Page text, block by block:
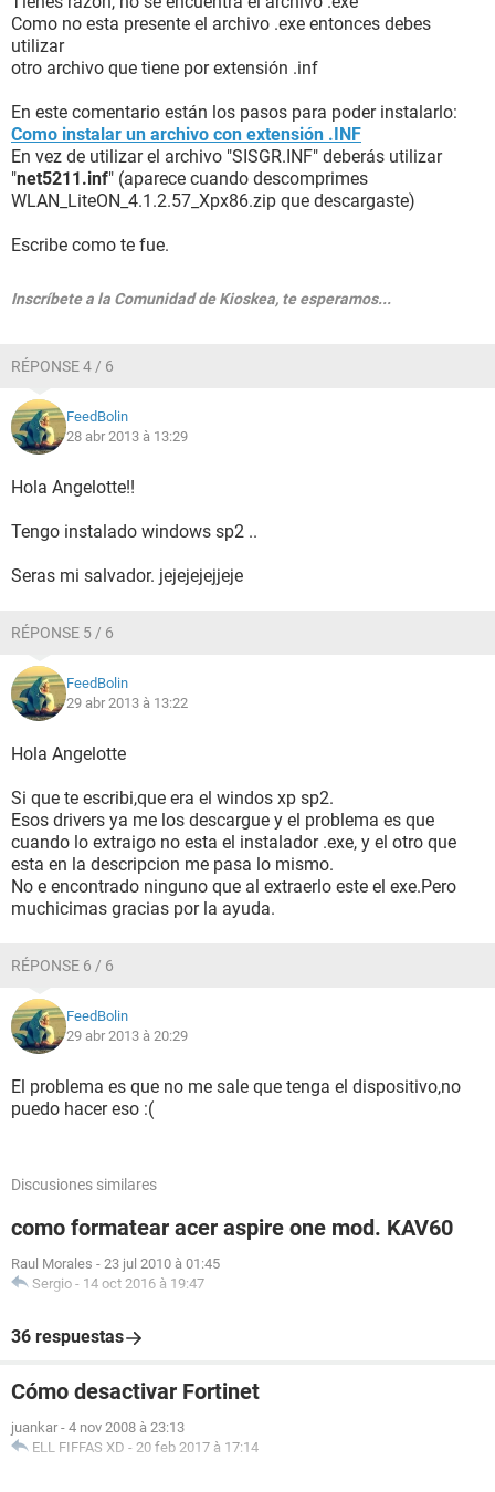
Como no esta presente el archivo .exe entonces debes
utilizar
otro archivo que tiene por extensión .inf
En este comentario están los pasos para poder instalarlo:
Como instalar un archivo con extensión .INF
En vez de utilizar el archivo "SISGR.INF" deberás utilizar
"net5211.inf" (aparece cuando descomprimes
WLAN_LiteON_4.1.2.57_Xpx86.zip que descargaste)
Escribe como te fue.
Inscríbete a la Comunidad de Kioskea, te esperamos...
RÉPONSE 4 / 6
FeedBolin
28 abr 2013 à 13:29
Hola Angelotte!!
Tengo instalado windows sp2 ..
Seras mi salvador. jejejejejjeje
RÉPONSE 5 / 6
FeedBolin
29 abr 2013 à 13:22
Hola Angelotte
Si que te escribi,que era el windos xp sp2.
Esos drivers ya me los descargue y el problema es que
cuando lo extraigo no esta el instalador .exe, y el otro que
esta en la descripcion me pasa lo mismo.
No e encontrado ninguno que al extraerlo este el exe.Pero
muchicimas gracias por la ayuda.
RÉPONSE 6 / 6
FeedBolin
29 abr 2013 à 20:29
El problema es que no me sale que tenga el dispositivo,no
puedo hacer eso :(
Discusiones similares
como formatear acer aspire one mod. KAV60
Raul Morales - 23 jul 2010 à 01:45
Sergio - 14 oct 2016 à 19:47
36 respuestas
Cómo desactivar Fortinet
juankar - 4 nov 2008 à 23:13
ELL FIFFAS XD - 20 feb 2017 à 17:14